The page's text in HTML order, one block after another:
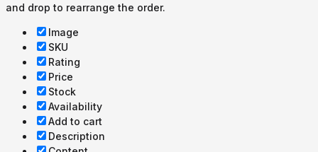
and drop to rearrange the order.
Image
SKU
Rating
Price
Stock
Availability
Add to cart
Description